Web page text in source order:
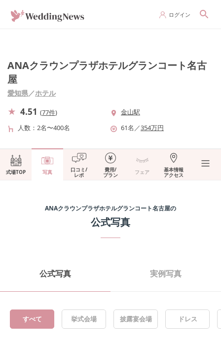
ログイン
ANAクラウンプラザホテルグランコート名古
屋
愛知県／ホテル
4.51 (77件)
金山駅
人数
2名〜400名 61名 ／354万円
式場TOP 写真 口コミ/
レポ
費用/
プラン フェア 基本情報
アクセス
ANAクラウンプラザホテルグランコート名古屋の
公式写真
公式写真 実例写真
すべて 挙式会場 披露宴会場 ドレス